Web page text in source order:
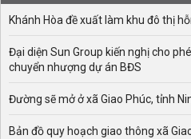
Khánh Hòa đề xuất làm khu đô thị
Đại diện Sun Group kiến nghị cho
chuyển nhượng dự án BĐS
Đường sẽ mở ở xã Giao Phúc, tỉnh
Bản đồ quy hoạch giao thông xã